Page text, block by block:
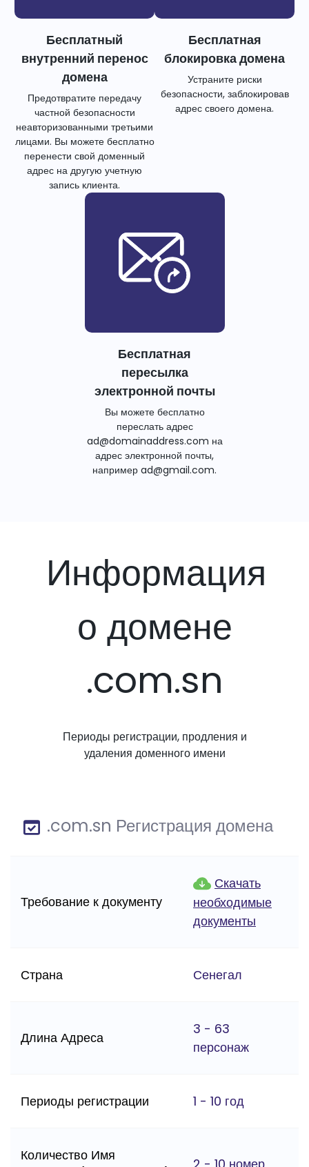
Бесплатный
внутренний перенос
домена
Предотвратите передачу
частной безопасности
неавторизованными третьими
лицами. Вы можете бесплатно
перенести свой доменный
адрес на другую учетную
запись клиента.
Бесплатная
блокировка домена
Устраните риски
безопасности, заблокировав
адрес своего домена.
Бесплатная
пересылка
электронной почты
Вы можете бесплатно
переслать адрес
ad@domainaddress.com на
адрес электронной почты,
например ad@gmail.com.
Информация
о домене
.com.sn
Периоды регистрации, продления и
удаления доменного имени
.com.sn Регистрация домена
Требование к документу
Скачать
необходимые
документы
Страна Сенегал
Длина Адреса
3 - 63
персонаж
Периоды регистрации 1 - 10 год
Количество Имя